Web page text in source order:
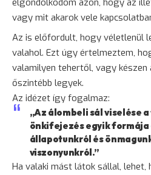
elgondolkodom azon, hogy az
vagy mit akarok vele
Az is előfordult, hogy véletlenül
valahol. Ezt úgy értelmeztem,
valamilyen tehertől, vagy készen
őszintébb legyek.
Az idézet így fogalmaz:
„Az álombeli sál viselése
önkifejezés egyik formája
állapotunkról és
viszonyunkról.”
Ha valaki mást látok sállal, lehet,